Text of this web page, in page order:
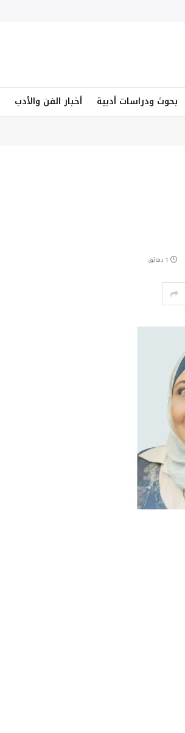
بحوث ودراسات أدبية أخبار الفن والأدب
1 دقائق